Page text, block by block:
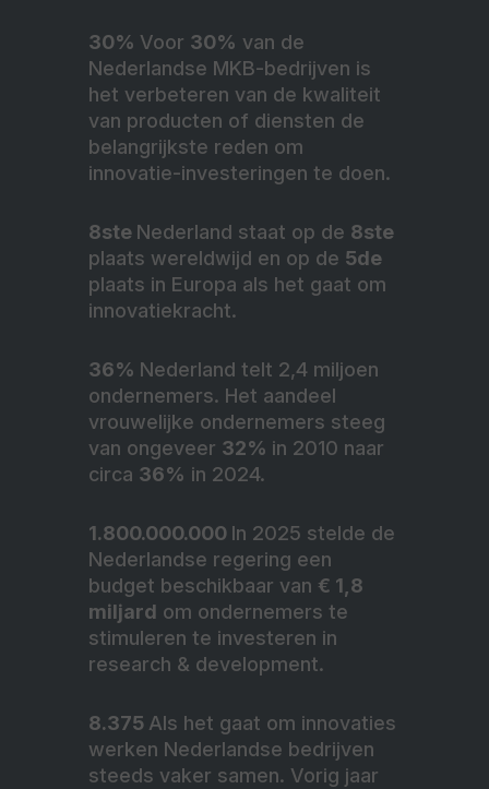
30% Voor 30% van de
Nederlandse MKB-bedrijven is
het verbeteren van de kwaliteit
van producten of diensten de
belangrijkste reden om
innovatie-investeringen te doen.
8ste Nederland staat op de 8ste
plaats wereldwijd en op de 5de
plaats in Europa als het gaat om
innovatiekracht.
36% Nederland telt 2,4 miljoen
ondernemers. Het aandeel
vrouwelijke ondernemers steeg
van ongeveer 32% in 2010 naar
circa 36% in 2024.
1.800.000.000 In 2025 stelde de
Nederlandse regering een
budget beschikbaar van € 1,8
miljard om ondernemers te
stimuleren te investeren in
research & development.
8.375 Als het gaat om innovaties
werken Nederlandse bedrijven
steeds vaker samen. Vorig jaar